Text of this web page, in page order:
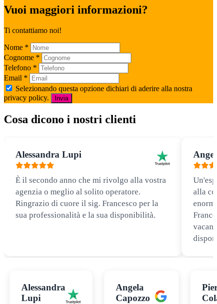
Vuoi maggiori informazioni?
Ti contattiamo noi!
Nome *
Cognome *
Telefono *
Email *
Selezionando questa opzione dichiari di aderire alla nostra
privacy policy.
Invia
Cosa dicono i nostri clienti
Alessandra Lupi
È il secondo anno che mi rivolgo alla vostra
agenzia o meglio al solito operatore.
Ringrazio di cuore il sig. Francesco per la
sua professionalità e la sua disponibilità.
alla
Alessandra
Lupi
Angela
Capozzo